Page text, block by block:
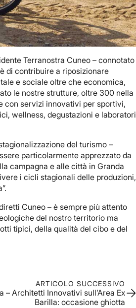
Terranostra Cuneo – connotato
di contribuire a riposizionare
e sociale oltre che economica,
le nostre strutture, oltre 300 nella
con servizi innovativi per sportivi,
wellness, degustazioni e laboratori
del turismo –
particolarmente apprezzato da
campagna e alle città in Granda
i cicli stagionali delle produzioni,
Cuneo – è sempre più attento
del nostro territorio ma
tipici, della qualità del cibo e del
ARTICOLO SUCCESSIVO
– Architetti Innovativi sull’Area Ex
Barilla: occasione ghiotta